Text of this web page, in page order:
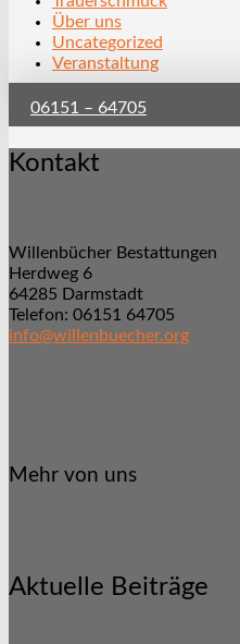
Über uns
Uncategorized
Veranstaltung
06151 – 64705
Kontakt
Willenbücher Bestattungen
Herdweg 6
64285 Darmstadt
Telefon: 06151 64705
info@willenbuecher.org
Mehr von uns
Aktuelle Beiträge